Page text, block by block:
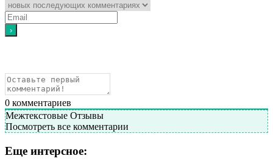
0 комментариев
Межтекстовые Отзывы
Посмотреть все комментарии
Еще интерсное: